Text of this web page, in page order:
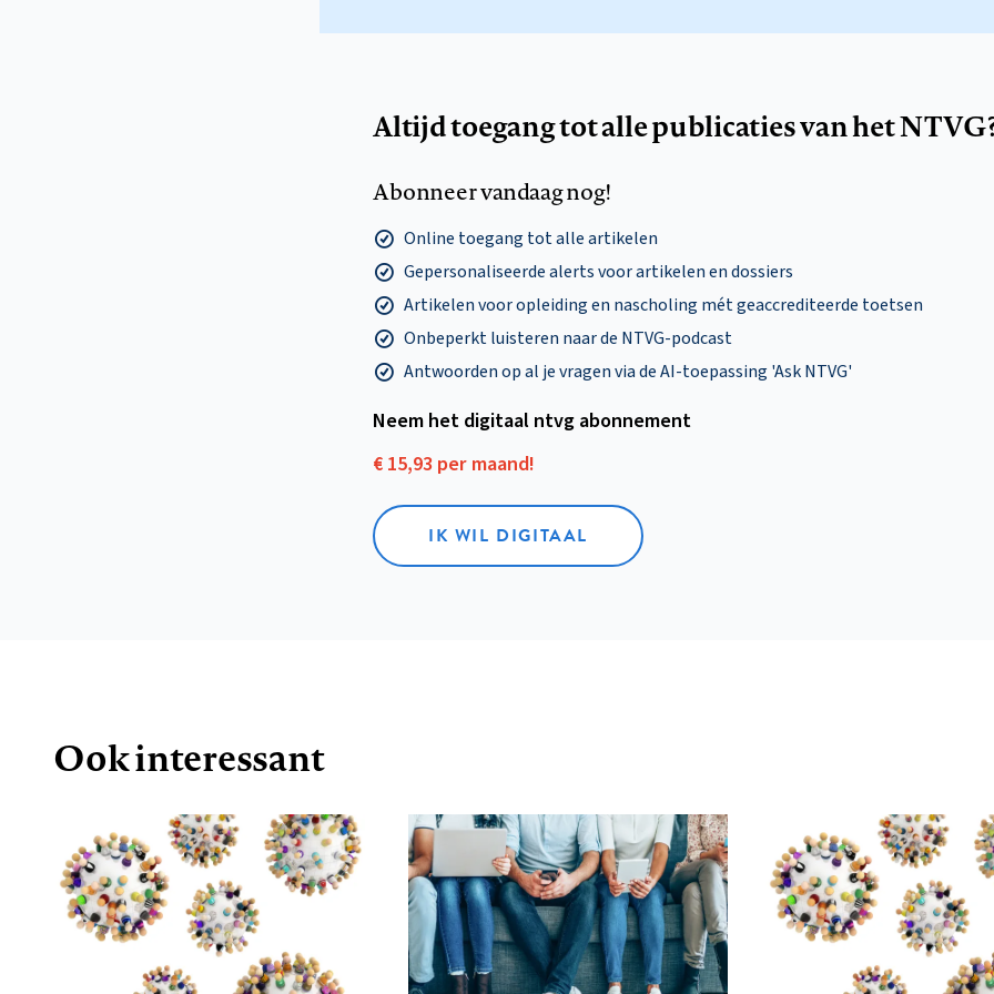
Altijd toegang tot alle publicaties van het
Abonneer vandaag nog!
Online toegang tot alle artikelen
Gepersonaliseerde alerts voor artikelen en dossiers
Artikelen voor opleiding en nascholing mét geaccrediteerde toetsen
Onbeperkt luisteren naar de NTVG-podcast
Antwoorden op al je vragen via de AI-toepassing 'Ask NTVG'
Neem het digitaal ntvg abonnement
€ 15,93 per maand!
IK WIL DIGITAAL
Ook interessant